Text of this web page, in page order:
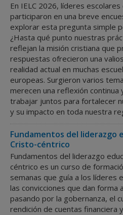
En IELC 2026, líderes
participaron en una breve
explorar esta pregunta simple
¿Hasta qué punto nuestras
reflejan la misión cristiana que
respuestas ofrecieron una
realidad actual en muchas
europeas. Surgieron varios
merecen una reflexión continua
trabajar juntos para fortalecer
y su impacto en toda nuestra
Fundamentos del liderazgo
Cristo-céntrico
Fundamentos del liderazgo
céntrico es un curso de
semanas que guía a los líderes
las convicciones que dan forma
pasando por la gobernanza, el
rendición de cuentas financiera